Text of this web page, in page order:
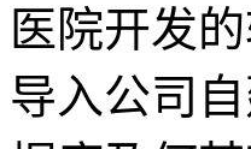
医院开发
导入公司